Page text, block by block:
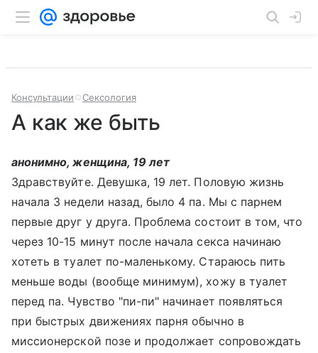
Консультации Сексология
А как же быть
анонимно, женщина, 19 лет
Здравствуйте. Девушка, 19 лет. Половую жизнь
начала 3 недели назад, было 4 па. Мы с парнем
первые друг у друга. Проблема состоит в том, что
через 10-15 минут после начала секса начинаю
хотеть в туалет по-маленькому. Стараюсь пить
меньше воды (вообще минимум), хожу в туалет
перед па. Чувство "пи-пи" начинает появляться
при быстрых движениях парня обычно в
миссионерской позе и продолжает сопровождать